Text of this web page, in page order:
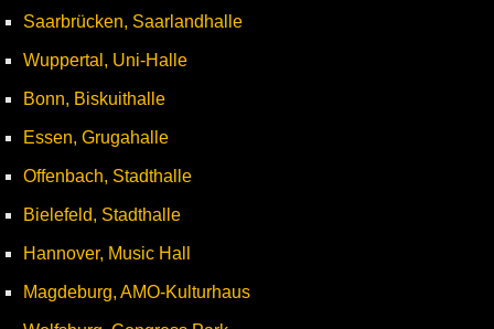
Saarbrücken, Saarlandhalle
Wuppertal, Uni-Halle
Bonn, Biskuithalle
Essen, Grugahalle
Offenbach, Stadthalle
Bielefeld, Stadthalle
Hannover, Music Hall
Magdeburg, AMO-Kulturhaus